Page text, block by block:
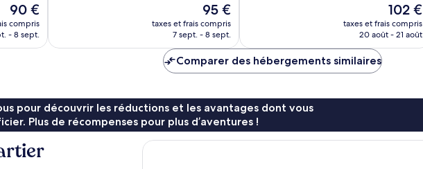
Le
nouveau
prix
90 €
compris
- 8 sept.
Le
nouveau
prix
de
95 €
95 €
taxes et frais compris
7 sept. - 8 sept.
Le
nouveau
prix
102 €
taxes et frais compris
20 août - 21 août
Comparer des hébergements similaires
pour découvrir les réductions et les avantages dont vous
Plus de récompenses pour plus d’aventures !